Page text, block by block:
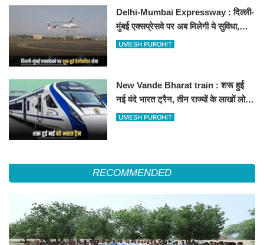
Delhi-Mumbai Expressway : दिल्ली-
मुंबई एक्सप्रेसवे पर अब मिलेगी ये सुविधा,
हेलीकॉप्टर सर्विस से तुरंत घायल पहुंचेगा
UMESH PUROHIT
New Vande Bharat train : शरू हुई
नई वंदे भारत ट्रैन, तीन राज्यों के लाखों लोगों
का सफर होगा आसान, देखें पूरा रूटमैप
UMESH PUROHIT
RECOMMENDED